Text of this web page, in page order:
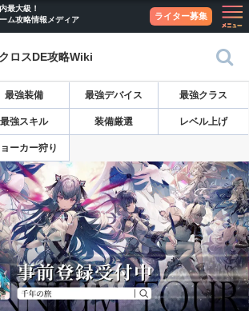
最大級！
ム攻略情報メディア
ライター募集
ロスDE攻略Wiki
最強装備 最強デバイス 最強クラス
最強スキル 装備厳選 レベル上げ
ーカー狩り